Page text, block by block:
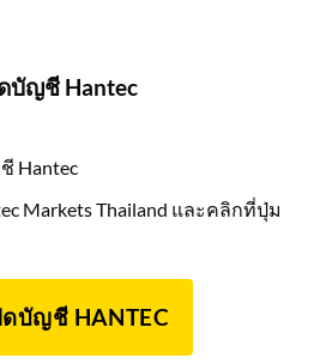
บัญชี Hantec
Hantec
Markets Thailand และคลิกที่ปุ่ม
ดบัญชี HANTEC